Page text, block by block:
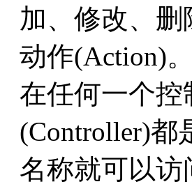
加、修改、
动作(Action)。
在任何一个
(Controller)都
名称就可以访